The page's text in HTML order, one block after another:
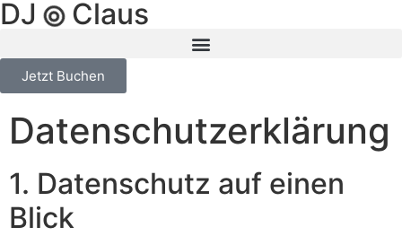
DJ Claus
Jetzt Buchen
Datenschutz­erklärung
1. Datenschutz auf einen
Blick